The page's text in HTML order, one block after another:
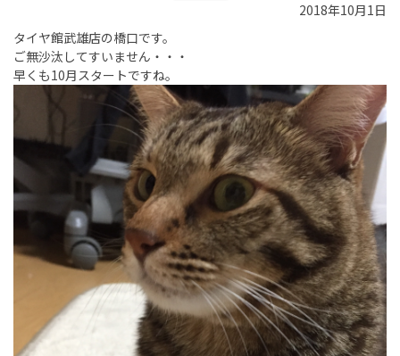
2018年10月1日
タイヤ館武雄店の橋口です。
ご無沙汰してすいません・・・
早くも10月スタートですね。